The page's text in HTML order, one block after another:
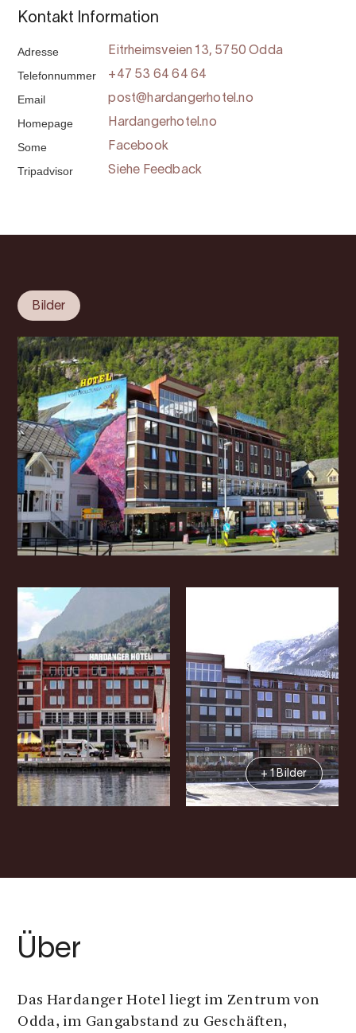
Kontakt Information
Adresse Eitrheimsveien 13, 5750 Odda
Telefonnummer +47 53 64 64 64
Email post@hardangerhotel.no
Homepage Hardangerhotel.no
Some Facebook
Tripadvisor Siehe Feedback
Bilder
+ 1 Bilder
Über
Das Hardanger Hotel liegt im Zentrum von
Odda, im Gangabstand zu Geschäften,